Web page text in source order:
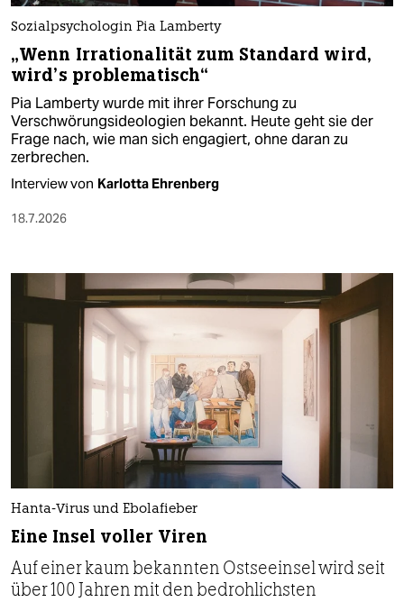
Sozialpsychologin Pia Lamberty
„Wenn Irrationalität zum Standard wird,
wird’s problematisch“
Pia Lamberty wurde mit ihrer Forschung zu
Verschwörungsideologien bekannt. Heute geht sie der
Frage nach, wie man sich engagiert, ohne daran zu
zerbrechen.
Interview von Karlotta Ehrenberg
18.7.2026
Hanta-Virus und Ebolafieber
Eine Insel voller Viren
Auf einer kaum bekannten Ostseeinsel wird seit
über 100 Jahren mit den bedrohlichsten